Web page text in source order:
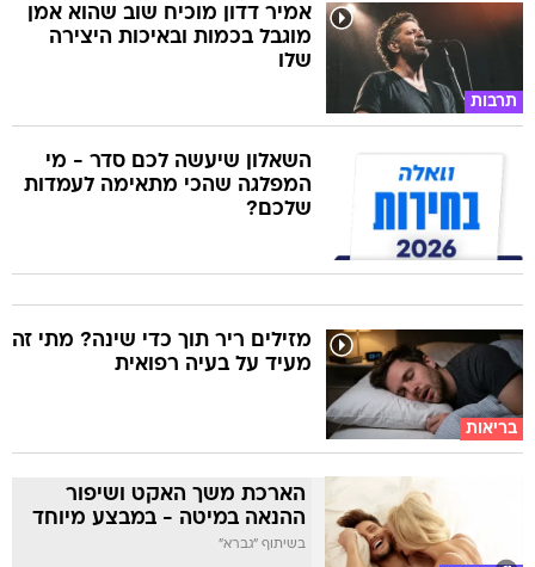
תרבות
אמיר דדון מוכיח שוב שהוא אמן
מוגבל בכמות ובאיכות היצירה
שלו
השאלון שיעשה לכם סדר - מי
המפלגה שהכי מתאימה לעמדות
שלכם?
בריאות
מזילים ריר תוך כדי שינה? מתי זה
מעיד על בעיה רפואית
הארכת משך האקט ושיפור
ההנאה במיטה - במבצע מיוחד
בשיתוף "גברא"